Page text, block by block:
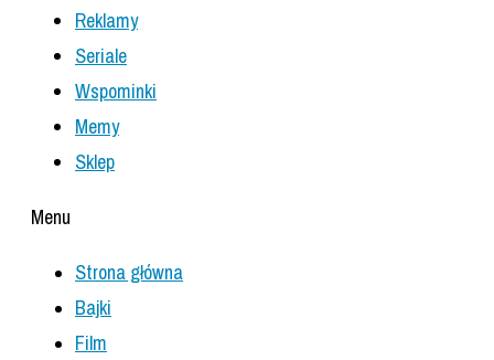
Reklamy
Seriale
Wspominki
Memy
Sklep
Menu
Strona główna
Bajki
Film